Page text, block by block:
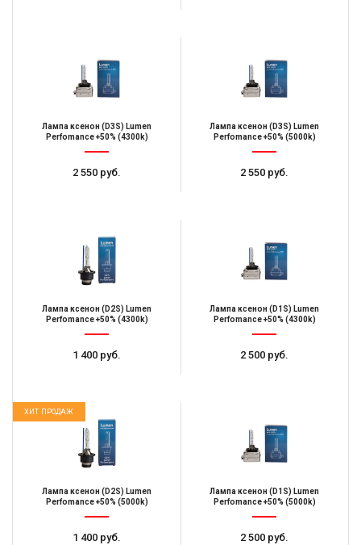
Лампа ксенон (D3S) Lumen
Perfomance +50% (4300k)
2 550 руб.
Лампа ксенон (D3S) Lumen
Perfomance +50% (5000k)
2 550 руб.
Лампа ксенон (D2S) Lumen
Perfomance +50% (4300k)
1 400 руб.
Лампа ксенон (D1S) Lumen
Perfomance +50% (4300k)
2 500 руб.
ХИТ ПРОДАЖ
Лампа ксенон (D2S) Lumen
Perfomance +50% (5000k)
1 400 руб.
Лампа ксенон (D1S) Lumen
Perfomance +50% (5000k)
2 500 руб.